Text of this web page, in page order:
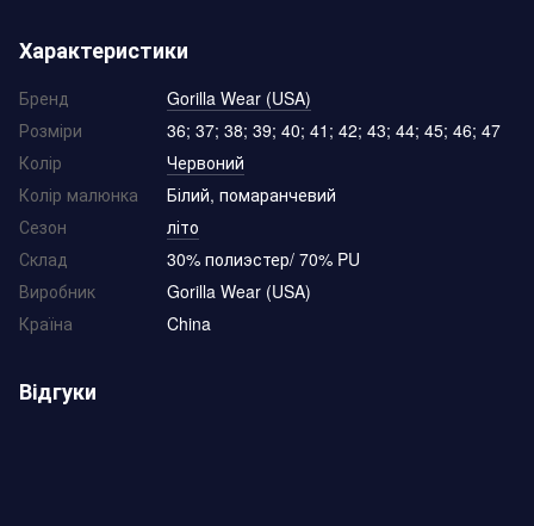
Характеристики
Бренд
Gorilla Wear (USA)
Розміри
36; 37; 38; 39; 40; 41; 42; 43; 44; 45; 46; 47
Колір
Червоний
Колір малюнка
Білий, помаранчевий
Сезон
літо
Склад
30% полиэстер/ 70% PU
Виробник
Gorilla Wear (USA)
Країна
China
Відгуки